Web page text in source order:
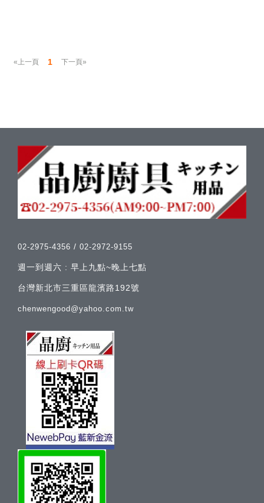
«上一頁 1 下一頁»
02-2975-4356 / 02-2972-9155
週一到週六 : 早上九點~晚上七點
台灣新北市三重區龍濱路192號
chenwengood@yahoo.com.tw